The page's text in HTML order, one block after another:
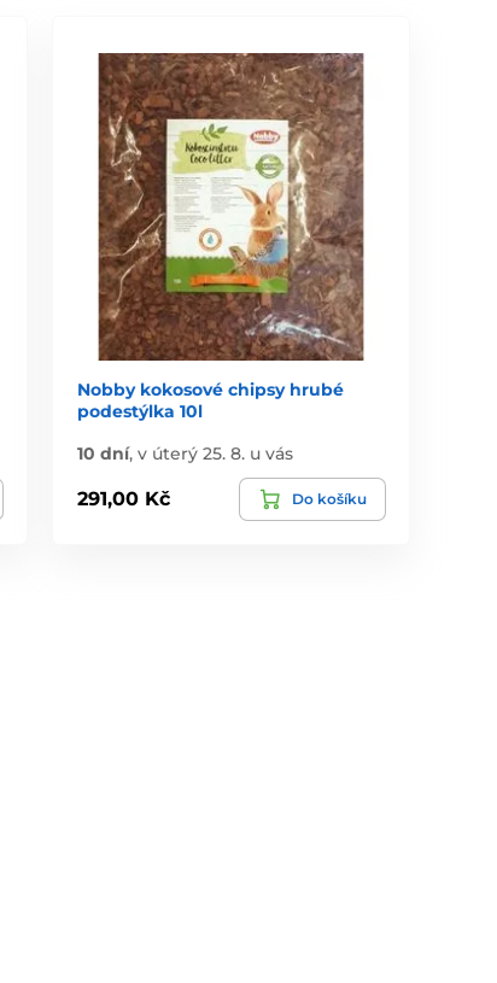
Nobby kokosové chipsy hrubé
podestýlka 10l
10 dní,v úterý 25. 8. u vás
291,00 Kč Do košíku